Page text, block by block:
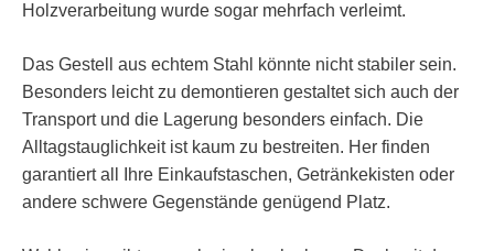
Holzverarbeitung wurde sogar mehrfach verleimt.
Das Gestell aus echtem Stahl könnte nicht stabiler sein.
Besonders leicht zu demontieren gestaltet sich auch der
Transport und die Lagerung besonders einfach. Die
Alltagstauglichkeit ist kaum zu bestreiten. Her finden
garantiert all Ihre Einkaufstaschen, Getränkekisten oder
andere schwere Gegenstände genügend Platz.